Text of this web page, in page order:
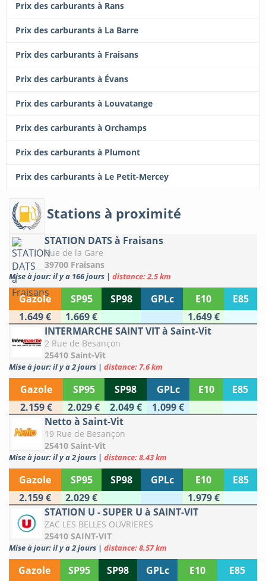
Prix des carburants à Rans
Prix des carburants à La Barre
Prix des carburants à Fraisans
Prix des carburants à Évans
Prix des carburants à Louvatange
Prix des carburants à Orchamps
Prix des carburants à Plumont
Prix des carburants à Le Petit-Mercey
Stations à proximité
STATION DATS à Fraisans
Rue de la Gare
39700 Fraisans
Mise à jour: il y a 166 jours | distance: 2.5 km
Gazole SP95 SP98 GPLc E10
E85
1.649 €
1.669 €
1.649 €
INTERMARCHE SAINT VIT à Saint-Vit
2 Rue de Besançon
25410 Saint-Vit
Mise à jour: il y a 2 jours | distance: 7.6 km
Gazole SP95 SP98 GPLc E10
E85
2.159 €
2.029 € 2.049 €
1.099 €
Netto à Saint-Vit
19 Rue de Besançon
25410 Saint-Vit
Mise à jour: il y a 2 jours | distance: 8.43 km
Gazole SP95 SP98 GPLc E10
E85
2.159 €
2.029 €
1.979 €
STATION U - SUPER U à SAINT-VIT
ZAC LES BELLES OUVRIERES
25410 SAINT-VIT
Mise à jour: il y a 2 jours | distance: 8.57 km
Gazole SP95 SP98 GPLc E10
E85